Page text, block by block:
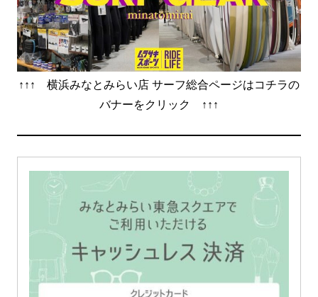
↑↑↑ 横浜みなとみらい店 サーフ総合ページはコチラの
バナーをクリック ↑↑↑